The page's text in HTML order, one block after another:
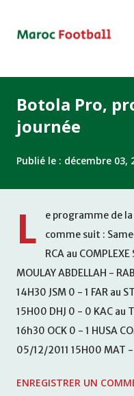
Botola Pro,
journée
Publié le : décembre 03,
L
e programme de
comme suit :
RCA au COMPLEXE
MOULAY ABDELLAH -
14H30 JSM 0 - 1 FAR au
15H00 DHJ 0 - 0 KAC au
16h30 OCK 0 - 1 HUSA
05/12/2011 15H00 MAT -
KHEMISET Mardi 06/12/
ENREGISTRER UN